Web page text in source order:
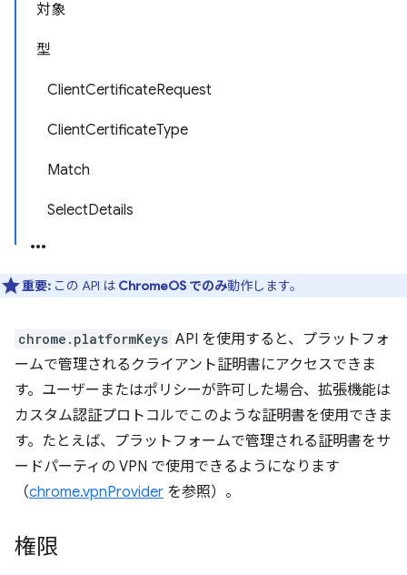
対象
型
ClientCertificateRequest
ClientCertificateType
Match
SelectDetails
重要: この API は ChromeOS でのみ動作します。
chrome.platformKeys API を使用すると、プラットフォ
ームで管理されるクライアント証明書にアクセスできま
す。ユーザーまたはポリシーが許可した場合、拡張機能は
カスタム認証プロトコルでこのような証明書を使用できま
す。たとえば、プラットフォームで管理される証明書をサ
ードパーティの VPN で使用できるようになります
（chrome.vpnProvider を参照）。
権限